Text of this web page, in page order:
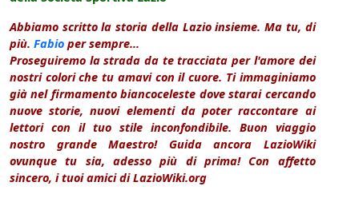
Abbiamo scritto la storia della Lazio insieme. Ma tu, di
più. Fabio per sempre...
Proseguiremo la strada da te tracciata per l'amore dei
nostri colori che tu amavi con il cuore. Ti immaginiamo
già nel firmamento biancoceleste dove starai cercando
nuove storie, nuovi elementi da poter raccontare ai
lettori con il tuo stile inconfondibile. Buon viaggio
nostro grande Maestro! Guida ancora LazioWiki
ovunque tu sia, adesso più di prima! Con affetto
sincero, i tuoi amici di LazioWiki.org